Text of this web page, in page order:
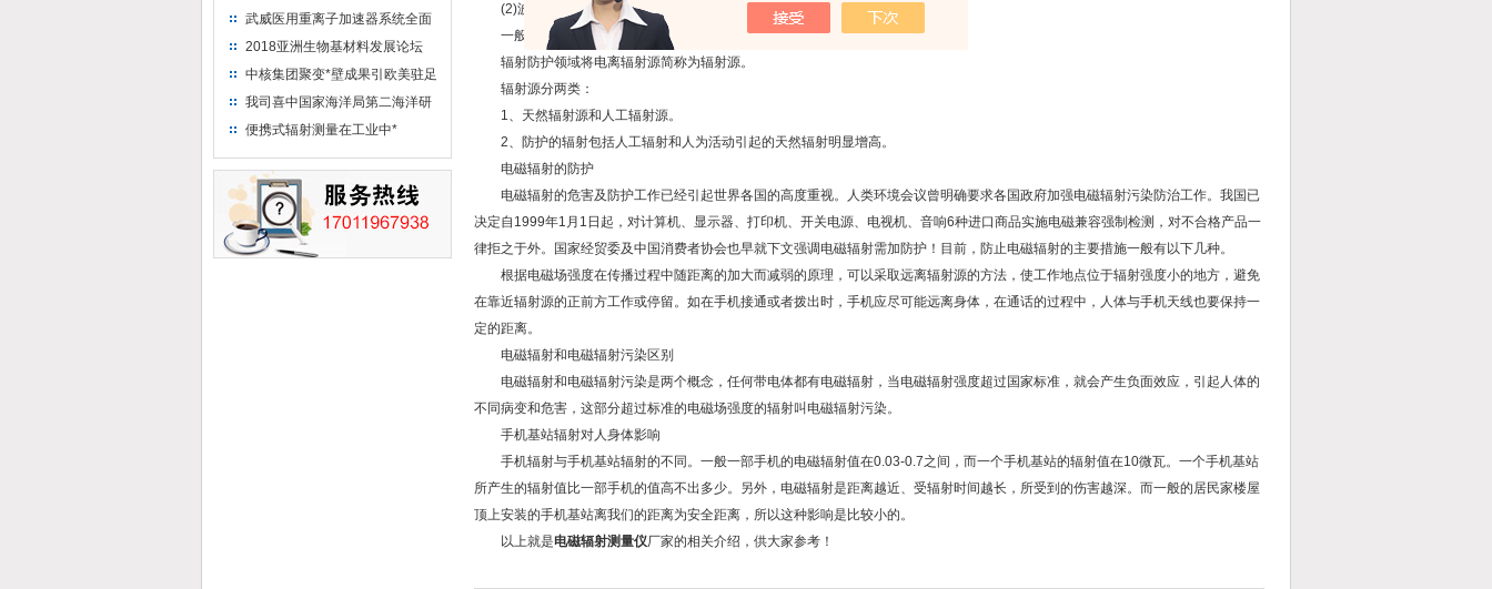
武威医用重离子加速器系统全面
完成检测报告 临床试验正式启动
2018亚洲生物基材料发展论坛
中核集团聚变*壁成果引欧美驻足
“人造太阳”指日可待
我司喜中国家海洋局第二海洋研
究所采购低本底液体闪烁计数器
便携式辐射测量在工业中*
(2)波的辐射，如γ辐射和X射线等。
一般所谓的辐射或放射线，都是指电离辐射而言。
辐射防护领域将电离辐射源简称为辐射源。
辐射源分两类：
1、天然辐射源和人工辐射源。
2、防护的辐射包括人工辐射和人为活动引起的天然辐射明显增高。
电磁辐射的防护
电磁辐射的危害及防护工作已经引起世界各国的高度重视。人类环境会议曾明确要求各国政府加强电磁辐射污染防治工作。我国已
决定自1999年1月1日起，对计算机、显示器、打印机、开关电源、电视机、音响6种进口商品实施电磁兼容强制检测，对不合格产品一
律拒之于外。国家经贸委及中国消费者协会也早就下文强调电磁辐射需加防护！目前，防止电磁辐射的主要措施一般有以下几种。
根据电磁场强度在传播过程中随距离的加大而减弱的原理，可以采取远离辐射源的方法，使工作地点位于辐射强度小的地方，避免
在靠近辐射源的正前方工作或停留。如在手机接通或者拨出时，手机应尽可能远离身体，在通话的过程中，人体与手机天线也要保持一
定的距离。
电磁辐射和电磁辐射污染区别
电磁辐射和电磁辐射污染是两个概念，任何带电体都有电磁辐射，当电磁辐射强度超过国家标准，就会产生负面效应，引起人体的
不同病变和危害，这部分超过标准的电磁场强度的辐射叫电磁辐射污染。
手机基站辐射对人身体影响
手机辐射与手机基站辐射的不同。一般一部手机的电磁辐射值在0.03-0.7之间，而一个手机基站的辐射值在10微瓦。一个手机基站
所产生的辐射值比一部手机的值高不出多少。另外，电磁辐射是距离越近、受辐射时间越长，所受到的伤害越深。而一般的居民家楼屋
顶上安装的手机基站离我们的距离为安全距离，所以这种影响是比较小的。
以上就是电磁辐射测量仪厂家的相关介绍，供大家参考！